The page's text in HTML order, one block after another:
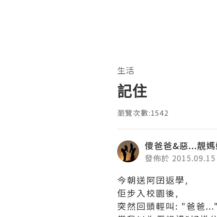
生活
記住
瀏覽次數:1542
傻爸爸&惡...靚
發佈於 2015.09.15
今朝送阿囝返學,
佢步入校園後,
突然回頭輕叫: "爸爸